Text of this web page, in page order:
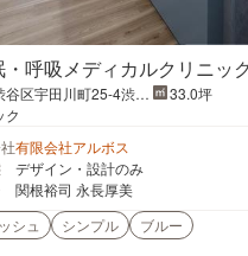
呼吸メディカルクリニック
谷区宇田川町25-4渋谷
ラザビル
33.0坪
ク
有限会社アルボス
デザイン・設計のみ
関根裕司 永長厚美
シュ
シンプル ブルー